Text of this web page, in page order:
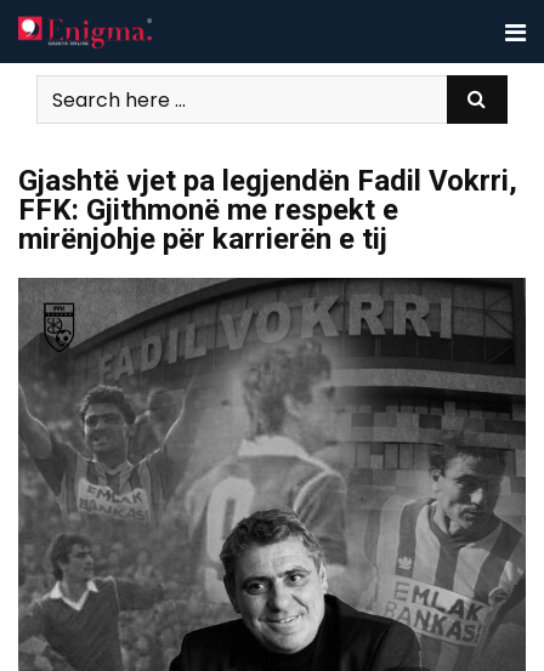
Skip
to
content
Gjashtë vjet pa legjendën Fadil Vokrri,
FFK: Gjithmonë me respekt e
mirënjohje për karrierën e tij